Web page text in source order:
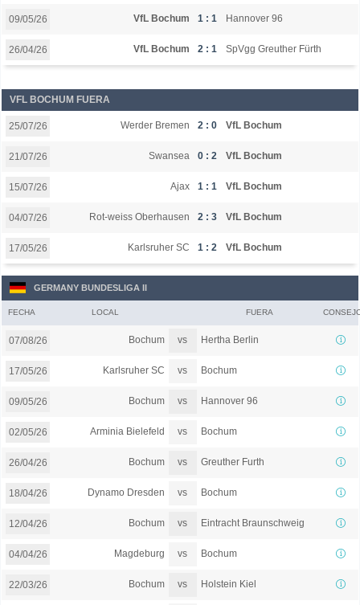
09/05/26 VfL Bochum 1 : 1 Hannover 96
26/04/26 VfL Bochum 2 : 1 SpVgg Greuther Fürth
VFL BOCHUM FUERA
25/07/26 Werder Bremen 2 : 0 VfL Bochum
21/07/26 Swansea 0 : 2 VfL Bochum
15/07/26 Ajax 1 : 1 VfL Bochum
04/07/26 Rot-weiss Oberhausen 2 : 3 VfL Bochum
17/05/26 Karlsruher SC 1 : 2 VfL Bochum
GERMANY BUNDESLIGA II
FECHA LOCAL FUERA
07/08/26 Bochum vs Hertha Berlin
17/05/26 Karlsruher SC vs Bochum
09/05/26 Bochum vs Hannover 96
02/05/26 Arminia Bielefeld vs Bochum
26/04/26 Bochum vs Greuther Furth
18/04/26 Dynamo Dresden vs Bochum
12/04/26 Bochum vs Eintracht Braunschweig
04/04/26 Magdeburg vs Bochum
22/03/26 Bochum vs Holstein Kiel